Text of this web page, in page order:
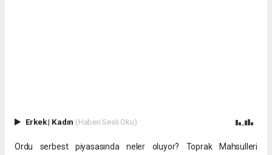
Erkek| Kadın (Haberi Sesli Oku)
Ordu serbest piyasasında neler oluyor? Toprak Mahsulleri